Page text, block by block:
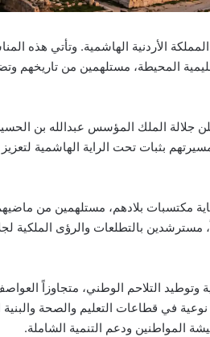
الأردنية الهاشمية. وتأتي هذه
المحيطة، مستلهمين من تاريخهم
والعشرين من أيار لعام 1946، عندما أعلن جلالة الملك المؤسس عبدالله بن
بثبات تحت الراية الهاشمية
مكتسبات بلادهم، مستلهمين من
بالتطلعات والرؤى الملكية
التلاحم الوطني، متجاوزاً
في قطاعات التعليم والصحة والبنية
المواطنين ودعم التنمية الشاملة.